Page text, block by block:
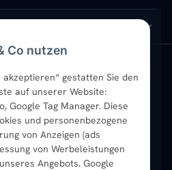
Co nutzen
gestatten Sie den
auf unserer Website:
Google Tag Manager. Diese
und personenbezogene
von Anzeigen (ads
von Werbeleistungen
Angebots. Google
Handtuchheizkörper
Vertikal-Heizkörper
Badheizkörper Schwarz
ZubehörAktuelle Angebote